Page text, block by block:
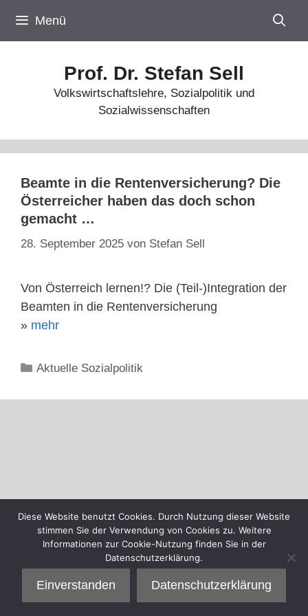
Inhalt
springen
Menü
Prof. Dr. Stefan Sell
Volkswirtschaftslehre, Sozialpolitik und
Sozialwissenschaften
Beamte in die Rentenversicherung? Die
Österreicher haben das doch schon
gemacht …
28. September 2025 von Stefan Sell
Von Österreich lernen!? Die (Teil-)Integration der
Beamten in die Rentenversicherung
» mehr
Kategorien
Aktuelle Sozialpolitik
Diese Website benutzt Cookies. Durch Nutzung dieser Website
stimmen Sie der Verwendung von Cookies zu. Weitere
Informationen zur Cookie-Nutzung finden Sie in der
Datenschutzerklärung.
Einverstanden Datenschutzerklärung